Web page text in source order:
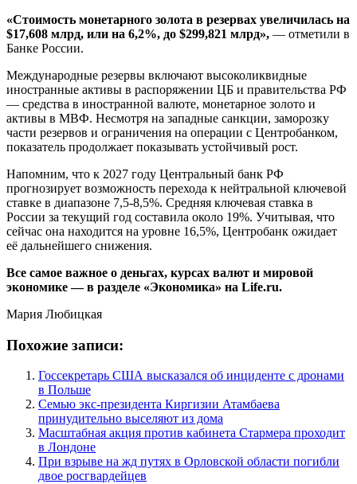
«Стоимость монетарного золота в резервах увеличилась на
$17,608 млрд, или на 6,2%, до $299,821 млрд», — отметили в
Банке России.
Международные резервы включают высоколиквидные
иностранные активы в распоряжении ЦБ и правительства РФ
— средства в иностранной валюте, монетарное золото и
активы в МВФ. Несмотря на западные санкции, заморозку
части резервов и ограничения на операции с Центробанком,
показатель продолжает показывать устойчивый рост.
Напомним, что к 2027 году Центральный банк РФ
прогнозирует возможность перехода к нейтральной ключевой
ставке в диапазоне 7,5-8,5%. Средняя ключевая ставка в
России за текущий год составила около 19%. Учитывая, что
сейчас она находится на уровне 16,5%, Центробанк ожидает
её дальнейшего снижения.
Все самое важное о деньгах, курсах валют и мировой
экономике — в разделе «Экономика» на Life.ru.
Мария Любицкая
Похожие записи:
Госсекретарь США высказался об инциденте с дронами
в Польше
Семью экс-президента Киргизии Атамбаева
принудительно выселяют из дома
Масштабная акция против кабинета Стармера проходит
в Лондоне
При взрыве на жд путях в Орловской области погибли
двое росгвардейцев